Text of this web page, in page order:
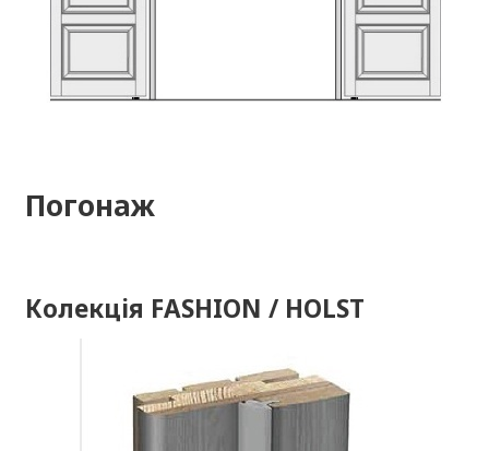
Погонаж
Колекція FASHION / HOLST